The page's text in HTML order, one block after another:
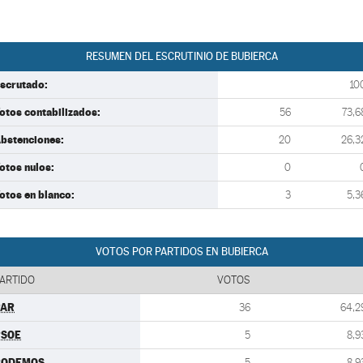
RESUMEN DEL ESCRUTINIO DE BUBIERCA
contabilizados: 56
20
nulos: 0
en blanco: 3
VOTOS POR PARTIDOS EN BUBIERCA
VOTOS
36
5